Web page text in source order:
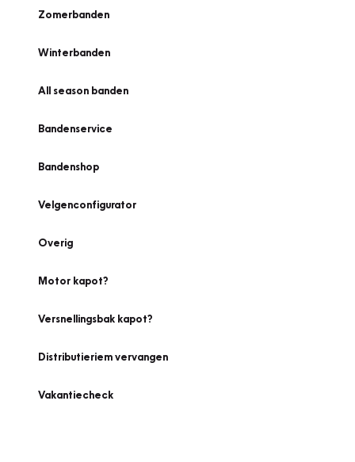
Zomerbanden
Winterbanden
All season banden
Bandenservice
Bandenshop
Velgenconfigurator
Overig
Motor kapot?
Versnellingsbak kapot?
Distributieriem vervangen
Vakantiecheck